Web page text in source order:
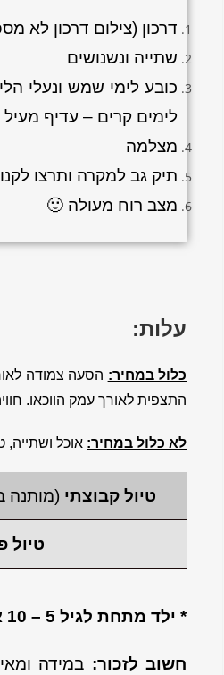
דרכון (צילום דרכון לא
שתייה ונשנושים
כובע לימי שמש ונעלי
לימים קרים – עדיף
מצלמה
תיק גב למקרה ותרצו
מצב רוח מעולה 🙂
עלות:
כלול במחיר: הסעה צמודה
התצפית לאורך עמק הווכאו.
לא כלול במחיר: אוכל ושתייה,
טיול קבוצתי (מותנה
טיול
* ילד מתחת לגיל 5 – 10 אירו הנחה.
חשוב לזכור: